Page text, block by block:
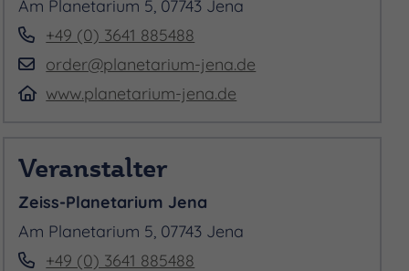
Am Planetarium 5, 07743 Jena
+49 (0) 3641 885488
order@planetarium-jena.de
www.planetarium-jena.de
Veranstalter
Zeiss-Planetarium Jena
Am Planetarium 5, 07743 Jena
+49 (0) 3641 885488